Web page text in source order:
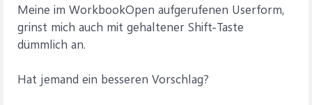
Meine im WorkbookOpen aufgerufenen Userform,
grinst mich auch mit gehaltener Shift-Taste
dümmlich an.
Hat jemand ein besseren Vorschlag?